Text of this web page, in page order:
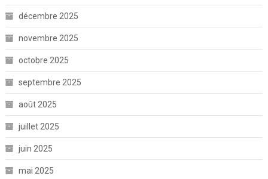
décembre 2025
novembre 2025
octobre 2025
septembre 2025
août 2025
juillet 2025
juin 2025
mai 2025